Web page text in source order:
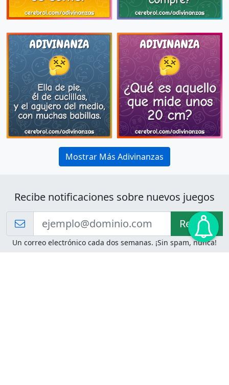
Mostrar Más Adivinanzas
Recibe notificaciones sobre nuevos juegos
Recibir!
Un correo electrónico cada dos semanas. ¡Sin spam, nunca!